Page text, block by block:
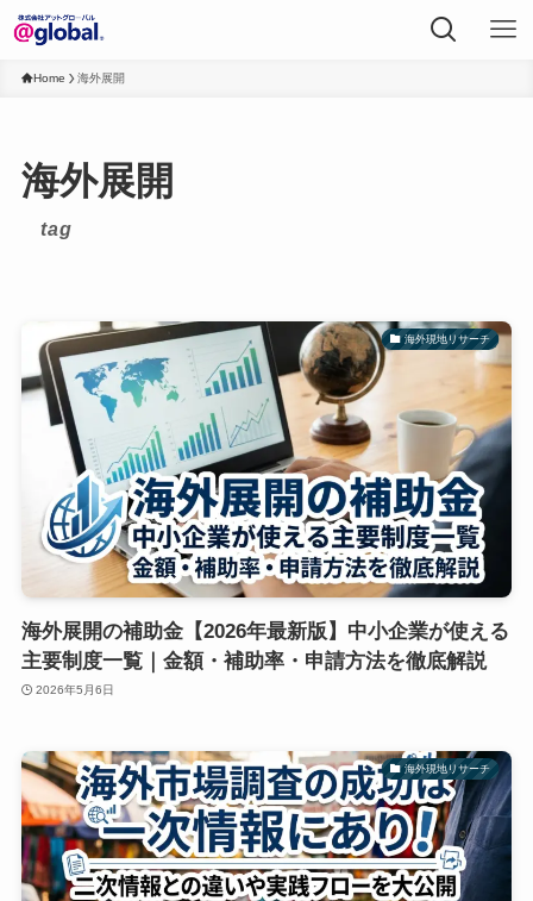
Home 海外展開
海外展開
tag
海外現地リサーチ
海外展開の補助金【2026年最新版】中小企業が使える
主要制度一覧｜金額・補助率・申請方法を徹底解説
2026年5月6日
海外現地リサーチ